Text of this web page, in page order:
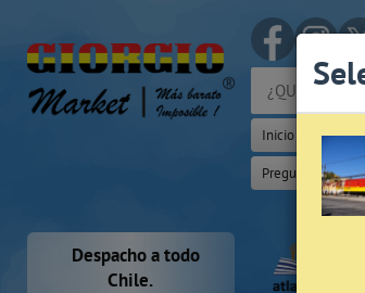
Inicio Iniciar
Preguntas
Despacho a todo
Chile.